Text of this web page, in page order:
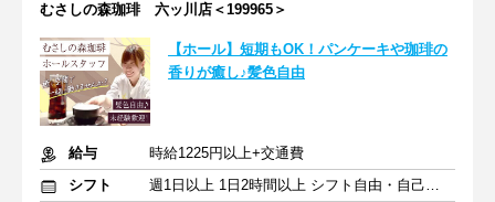
むさしの森珈琲 六ッ川店＜199965＞
【ホール】短期もOK！パンケーキや珈琲の
香りが癒し♪髪色自由
給与
時給1225円以上+交通費
シフト
週1日以上 1日2時間以上 シフト自由・自己申告